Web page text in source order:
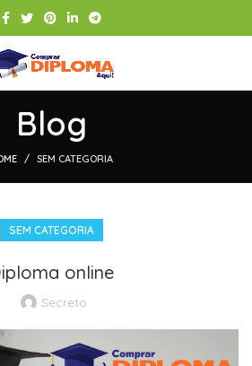
Blog
SEM CATEGORIA
SEM CATEGORIA
online
Secreto